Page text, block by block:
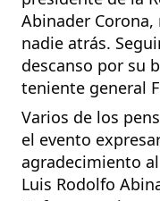
Abinader
nadie atrás.
descanso por su
teniente general
Varios de los
el evento
agradecimiento
Luis Rodolfo